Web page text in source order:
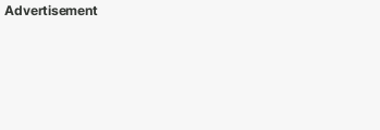
Advertisement